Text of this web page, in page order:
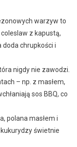
warzyw to
coleslaw z kapustą,
chrupkości i
nigdy nie zawodzi.
– np. z masłem,
sos BBQ, co
polana masłem i
świetnie